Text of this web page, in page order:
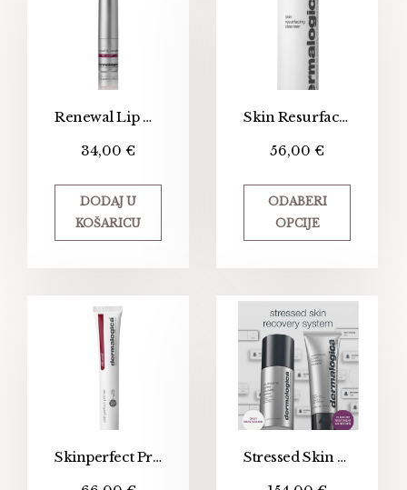
Renewal Lip Complex
34,00 €
DODAJ U
KOŠARICU
Skin Resurfacing Lactic Acid Cleanser – Čistač i piling za zrelu kožu
56,00 €
ODABERI
OPCIJE
Skinperfect Primer SPF30 – Obojana podloga za make-up
Stressed Skin Recovery System (SET)